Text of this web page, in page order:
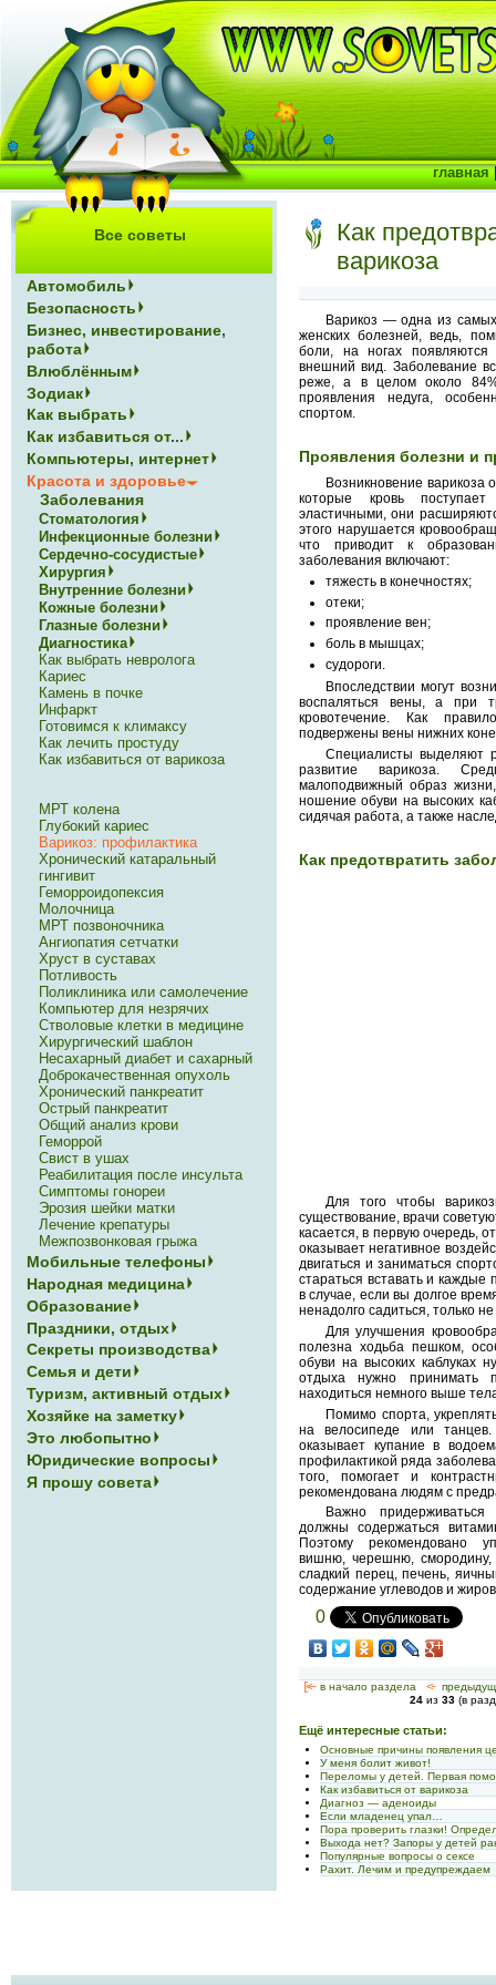
Как
варикоза
Варикоз — одна из
женских болезней, ведь,
боли, на ногах
внешний вид. Заболевание
реже, а в целом около
проявления недуга,
спортом.
Проявления болезни и
Возникновение варикоза
которые кровь
эластичными, они
этого нарушается
что приводит к
заболевания включают:
тяжесть в конечностях;
отеки;
проявление вен;
боль в мышцах;
судороги.
Впоследствии могут
воспаляться вены, а при
кровотечение. Как
подвержены вены нижних
Специалисты выделяют
развитие варикоза.
малоподвижный образ
ношение обуви на высоких
сидячая работа, а также
Как предотвратить
Для того чтобы
существование, врачи
касается, в первую очередь,
оказывает негативное
двигаться и заниматься
стараться вставать и каждые
в случае, если вы долгое
ненадолго садиться, только
Для улучшения
полезна ходьба пешком,
обуви на высоких каблуках
отдыха нужно принимать
находиться немного выше
Помимо спорта,
на велосипеде или
оказывает купание в
профилактикой ряда
того, помогает и
рекомендована людям с
Важно
должны содержаться
Поэтому рекомендовано
вишню, черешню, смородину,
сладкий перец, печень,
содержание углеводов и
0
[<— в начало раздела <-
24 из 33 (в
Ещё интересные статьи:
Основные причины появления
У меня болит живот!
Переломы у детей. Первая
Как избавиться от варикоза
Диагноз — аденоиды
Если младенец упал…
Пора проверить глазки!
Выхода нет? Запоры у детей
Популярные вопросы о сексе
Рахит. Лечим и предупреждаем
Все советы
Автомобиль
Безопасность
Бизнес, инвестирование,
работа
Влюблённым
Зодиак
Как выбрать
Как избавиться от...
Компьютеры, интернет
Красота и здоровье
Заболевания
Стоматология
Инфекционные болезни
Сердечно-сосудистые
Хирургия
Внутренние болезни
Кожные болезни
Глазные болезни
Диагностика
Как выбрать невролога
Кариес
Камень в почке
Инфаркт
Готовимся к климаксу
Как лечить простуду
Как избавиться от варикоза
МРТ колена
Глубокий кариес
Варикоз: профилактика
Хронический катаральный
гингивит
Геморроидопексия
Молочница
МРТ позвоночника
Ангиопатия сетчатки
Хруст в суставах
Потливость
Поликлиника или самолечение
Компьютер для незрячих
Стволовые клетки в медицине
Хирургический шаблон
Несахарный диабет и сахарный
Доброкачественная опухоль
Хронический панкреатит
Острый панкреатит
Общий анализ крови
Геморрой
Свист в ушах
Реабилитация после инсульта
Симптомы гонореи
Эрозия шейки матки
Лечение крепатуры
Межпозвонковая грыжа
Мобильные телефоны
Народная медицина
Образование
Праздники, отдых
Секреты производства
Семья и дети
Туризм, активный отдых
Хозяйке на заметку
Это любопытно
Юридические вопросы
Я прошу совета
главная